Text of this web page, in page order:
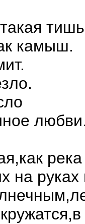
камыш.
река
на